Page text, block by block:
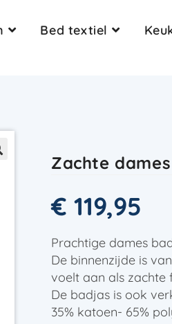
Bed textiel
Zachte
€ 119,95
Prachtige dames
De binnenzijde is
voelt aan als zachte
De badjas is ook
35% katoen- 65%